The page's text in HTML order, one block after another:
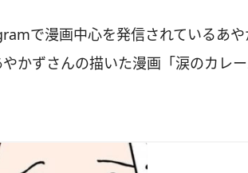
で漫画中心を発信されているあ
かずさんの描いた漫画「涙のカレ